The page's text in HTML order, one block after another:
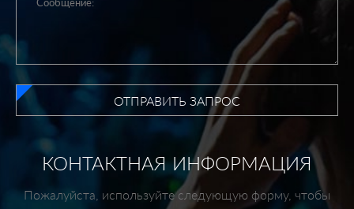
ОТПРАВИТЬ ЗАПРОС
КОНТАКТНАЯ ИНФОРМАЦИЯ
Пожалуйста, используйте следующую форму, чтобы